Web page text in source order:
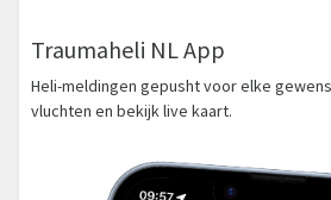
Traumaheli NL App
Heli-meldingen gepusht voor elke
vluchten en bekijk live kaart.